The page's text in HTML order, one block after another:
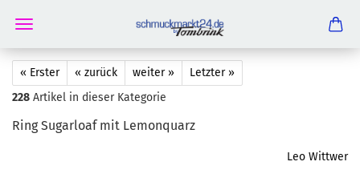
« Erster « zurück weiter »
Letzter »
228 Artikel in dieser Kategorie
Ring Su­gar­lo­af mit Le­mon­quarz
Leo Wittwer